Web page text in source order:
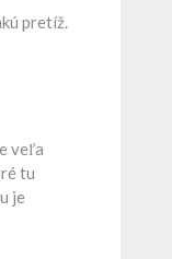
pretíž.
veľa
tu
je